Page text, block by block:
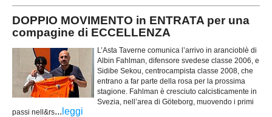
DOPPIO MOVIMENTO in ENTRATA per una
compagine di ECCELLENZA
L’Asta Taverne comunica l’arrivo in arancioblè di
Albin Fahlman, difensore svedese classe 2006, e
Sidibe Sekou, centrocampista classe 2008, che
entrano a far parte della rosa per la prossima
stagione. Fahlman è cresciuto calcisticamente in
Svezia, nell’area di Göteborg, muovendo i primi
passi nell&rs... leggi